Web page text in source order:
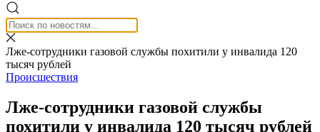
Лже-сотрудники газовой службы похитили у инвалида 120
тысяч рублей
Происшествия
Лже-сотрудники газовой службы
похитили у инвалида 120 тысяч рублей